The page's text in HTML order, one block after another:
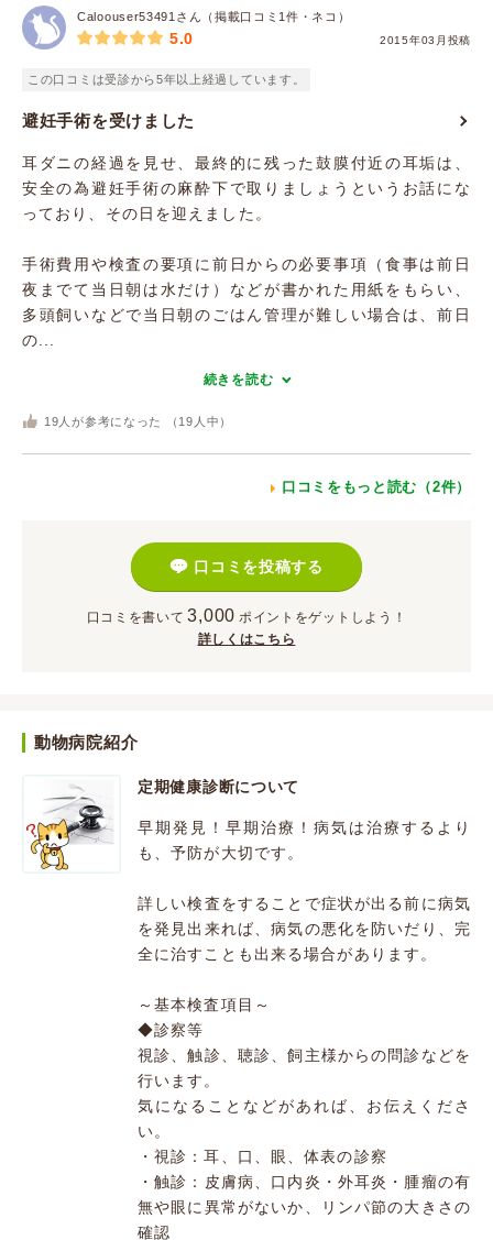
Caloouser53491さん（掲載口コミ1件・ネコ）
2015年03月投稿
5.0
この口コミは受診から5年以上経過しています。
避妊手術を受けました
耳ダニの経過を見せ、最終的に残った鼓膜付近の耳垢は、
安全の為避妊手術の麻酔下で取りましょうというお話にな
っており、その日を迎えました。
手術費用や検査の要項に前日からの必要事項（食事は前日
夜までて当日朝は水だけ）などが書かれた用紙をもらい、
多頭飼いなどで当日朝のごはん管理が難しい場合は、前日
の...
続きを読む
19 人が参考になった （ 19 人中）
口コミをもっと読む（2件）
口コミを投稿する
口コミを書いて 3,000 ポイント をゲットしよう！
詳しくはこちら
動物病院紹介
定期健康診断について
早期発見！早期治療！病気は治療するより
も、予防が大切です。
詳しい検査をすることで症状が出る前に病気
を発見出来れば、病気の悪化を防いだり、完
全に治すことも出来る場合があります。
～基本検査項目～
◆診察等
視診、触診、聴診、飼主様からの問診などを
行います。
気になることなどがあれば、お伝えくださ
い。
・視診：耳、口、眼、体表の診察
・触診：皮膚病、口内炎・外耳炎・腫瘤の有
無や眼に異常がないか、リンパ節の大きさの
確認